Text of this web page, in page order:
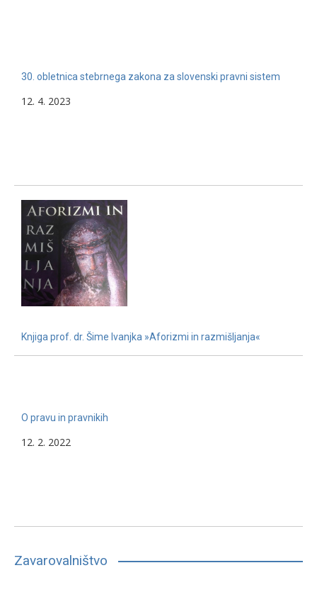
30. obletnica stebrnega zakona za slovenski pravni sistem
12. 4. 2023
Knjiga prof. dr. Šime Ivanjka »Aforizmi in razmišljanja«
O pravu in pravnikih
12. 2. 2022
Zavarovalništvo